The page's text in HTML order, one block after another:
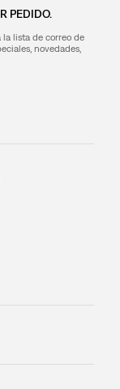
PEDIDO.
la lista de correo de
novedades,